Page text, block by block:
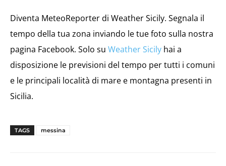
Diventa MeteoReporter di Weather Sicily. Segnala il
tempo della tua zona inviando le tue foto sulla nostra
pagina Facebook. Solo su Weather Sicily hai a
disposizione le previsioni del tempo per tutti i comuni
e le principali località di mare e montagna presenti in
Sicilia.
TAGS messina